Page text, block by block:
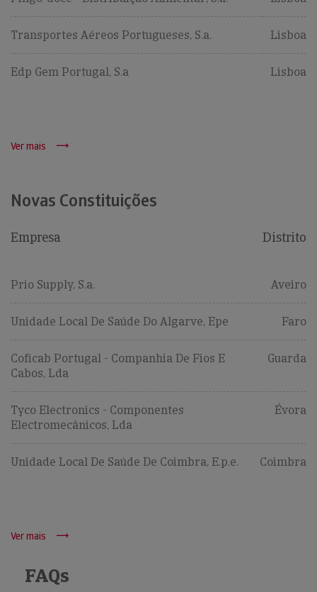
Transportes Aéreos Portugueses, S.a. Lisboa
Edp Gem Portugal, S.a Lisboa
Ver mais
Novas Constituições
Empresa Distrito
Prio Supply, S.a. Aveiro
Unidade Local De Saúde Do Algarve, Epe Faro
Coficab Portugal - Companhia De Fios E
Cabos, Lda
Guarda
Tyco Electronics - Componentes
Electromecânicos, Lda
Évora
Unidade Local De Saúde De Coimbra, E.p.e. Coimbra
Ver mais
FAQs